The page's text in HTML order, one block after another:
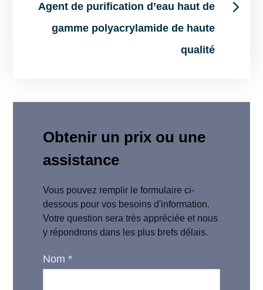
Agent de purification d’eau haut de
gamme polyacrylamide de haute
qualité
Obtenir un prix ou une
assistance
Vous pouvez remplir le formulaire ci-
dessous pour vos besoins d'information.
Votre question sera très appréciée et nous
y répondrons dans les plus brefs délais.
Nom*